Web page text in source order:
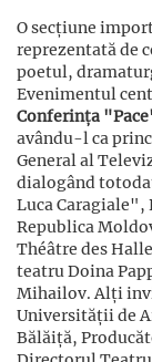
O secțiune
reprezentată de
poetul,
Evenimentul
Conferința
avându-l ca
General al
dialogând
Luca Caragiale",
Republica
Théâtre des
teatru Doina
Mihailov. Alți
Universității de
Bălăiță,